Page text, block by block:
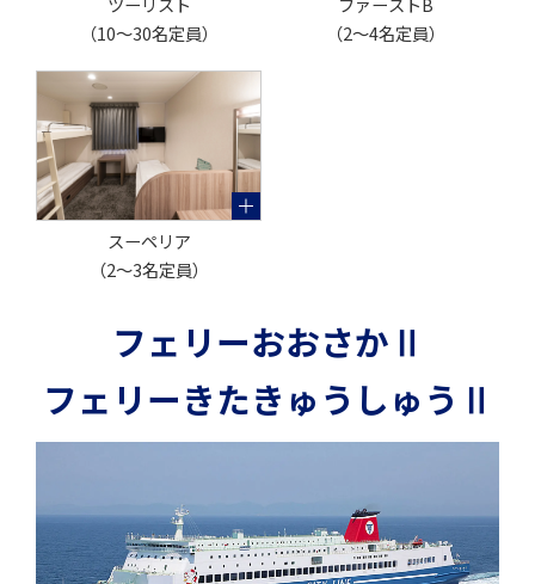
（10～30名定員）
（2～4名定員）
スーペリア
（2～3名定員）
フェリーおおさかⅡ
フェリーきたきゅうしゅうⅡ